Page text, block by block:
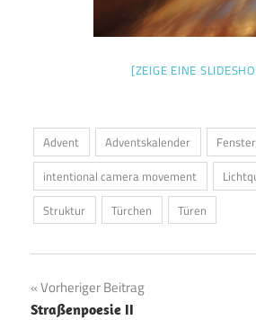
[ZEIGE EINE
Advent Adventskalender Fenster
intentional camera movement
Struktur
Türchen Türen
Beitragsnavigation
Vorheriger Beitrag
Straßenpoesie II